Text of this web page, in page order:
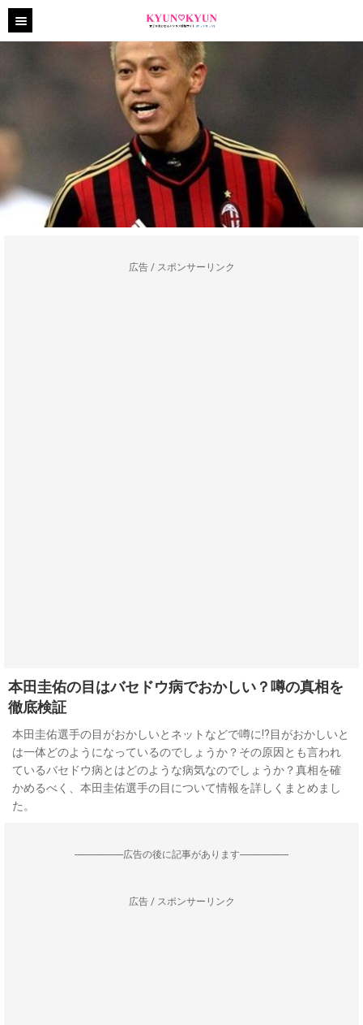
広告 / スポンサーリンク
本田圭佑の目はバセドウ病でおかしい？噂の真相を
徹底検証
本田圭佑選手の目がおかしいとネットなどで噂に!?目がおかしいと
は一体どのようになっているのでしょうか？その原因とも言われ
ているバセドウ病とはどのような病気なのでしょうか？真相を確
かめるべく、本田圭佑選手の目について情報を詳しくまとめまし
た。
--------------------広告の後に記事があります--------------------
広告 / スポンサーリンク